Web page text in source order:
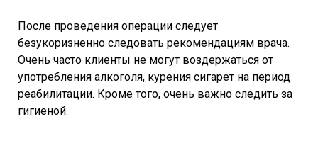
После проведения операции следует
безукоризненно следовать рекомендациям врача.
Очень часто клиенты не могут воздержаться от
употребления алкоголя, курения сигарет на период
реабилитации. Кроме того, очень важно следить за
гигиеной.